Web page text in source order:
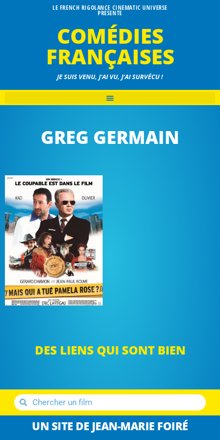
LE FRENCH RIGOLANCE CINEMATIC UNIVERSE
PRÉSENTE
COMÉDIES
FRANÇAISES
JE SUIS VENU, J'AI VU, J'AI SURVÉCU !
GREG GERMAIN
DES LIENS QUI SONT BIEN
UN SITE DE JEAN-MARIE FOIRÉ